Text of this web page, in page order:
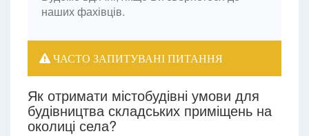
наших фахівців.
ЧАСТО ЗАПИТУВАНІ ПИТАННЯ
Як отримати містобудівні умови для
будівництва складських приміщень на
околиці села?